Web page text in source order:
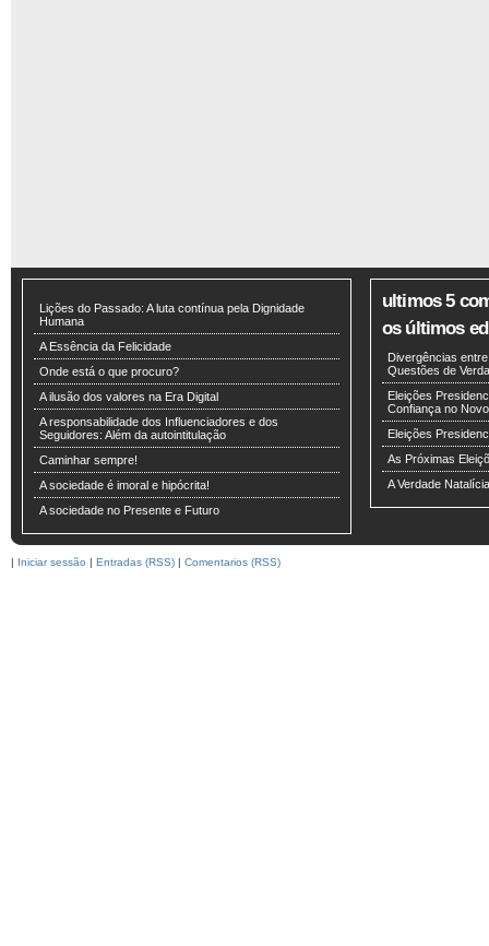
Lições do Passado: A luta contínua pela Dignidade
Humana
A Essência da Felicidade
Onde está o que procuro?
A ilusão dos valores na Era Digital
A responsabilidade dos Influenciadores e dos
Seguidores: Além da autointitulação
Caminhar sempre!
A sociedade é imoral e hipócrita!
A sociedade no Presente e Futuro
ultimos 5
os últimos
Divergências
Questões de
Eleições
Confiança no
Eleições
As Próximas
A Verdade
| Iniciar sessão | Entradas (RSS) | Comentarios (RSS)